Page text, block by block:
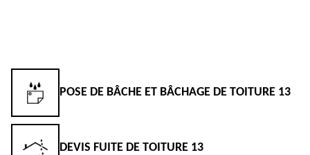
POSE DE BÂCHE ET BÂCHAGE DE TOITURE 13
DEVIS FUITE DE TOITURE 13